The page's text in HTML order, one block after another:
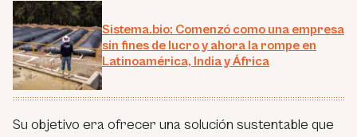
Sistema.bio: Comenzó como una empresa
sin fines de lucro y ahora la rompe en
Latinoamérica, India y África
Su objetivo era ofrecer una solución sustentable que